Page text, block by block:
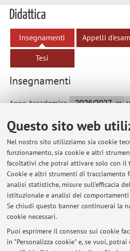
Questo sito web
Nel nostro sito utilizziamo sia cookie
funzionamento, sia cookie e altri
facoltativi che potrai attivare solo con il
Cookie e altri strumenti di tracciamento
analisi statistiche, misure sull'efficacia
istituzionale e analisi dei
Se chiudi questo banner continuerai la
cookie necessari.
Puoi esprimere il consenso sui cookie
in "Personalizza cookie" e, se vuoi,
Didattica
Insegnamenti Appelli
Tesi
Insegnamenti
Anno Accademico
Non sono presenti attività
Ultimi avvisi
Al momento non sono